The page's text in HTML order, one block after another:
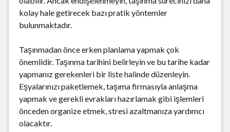
kolay hale getirecek bazı pratik yöntemler
bulunmaktadır.
Taşınmadan önce erken planlama yapmak çok
önemlidir. Taşınma tarihini belirleyin ve bu tarihe kadar
yapmanız gerekenleri bir liste halinde düzenleyin.
Eşyalarınızı paketlemek, taşıma firmasıyla anlaşma
yapmak ve gerekli evrakları hazırlamak gibi işlemleri
önceden organize etmek, stresi azaltmanıza yardımcı
olacaktır.